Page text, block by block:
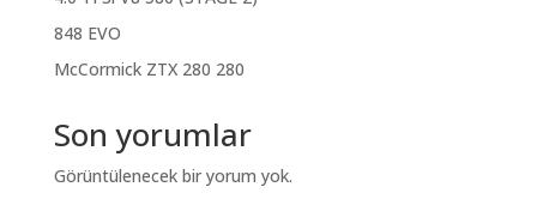
848 EVO
McCormick ZTX 280 280
Son yorumlar
Görüntülenecek bir yorum yok.